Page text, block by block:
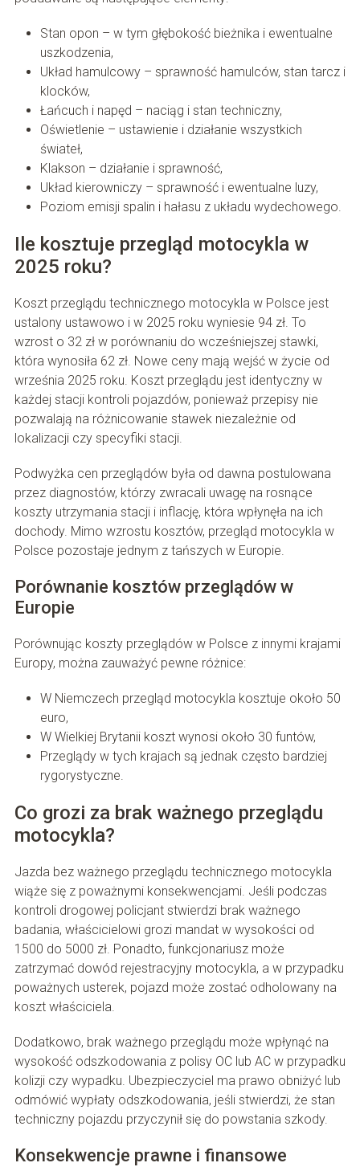
Stan opon – w tym głębokość bieżnika i ewentualne
uszkodzenia,
Układ hamulcowy – sprawność hamulców, stan tarcz i
klocków,
Łańcuch i napęd – naciąg i stan techniczny,
Oświetlenie – ustawienie i działanie wszystkich
świateł,
Klakson – działanie i sprawność,
Układ kierowniczy – sprawność i ewentualne luzy,
Poziom emisji spalin i hałasu z układu wydechowego.
Ile kosztuje przegląd motocykla w
2025 roku?
Koszt przeglądu technicznego motocykla w Polsce jest
ustalony ustawowo i w 2025 roku wyniesie 94 zł. To
wzrost o 32 zł w porównaniu do wcześniejszej stawki,
która wynosiła 62 zł. Nowe ceny mają wejść w życie od
września 2025 roku. Koszt przeglądu jest identyczny w
każdej stacji kontroli pojazdów, ponieważ przepisy nie
pozwalają na różnicowanie stawek niezależnie od
lokalizacji czy specyfiki stacji.
Podwyżka cen przeglądów była od dawna postulowana
przez diagnostów, którzy zwracali uwagę na rosnące
koszty utrzymania stacji i inflację, która wpłynęła na ich
dochody. Mimo wzrostu kosztów, przegląd motocykla w
Polsce pozostaje jednym z tańszych w Europie.
Porównanie kosztów przeglądów w
Europie
Porównując koszty przeglądów w Polsce z innymi krajami
Europy, można zauważyć pewne różnice:
W Niemczech przegląd motocykla kosztuje około 50
euro,
W Wielkiej Brytanii koszt wynosi około 30 funtów,
Przeglądy w tych krajach są jednak często bardziej
rygorystyczne.
Co grozi za brak ważnego przeglądu
motocykla?
Jazda bez ważnego przeglądu technicznego motocykla
wiąże się z poważnymi konsekwencjami. Jeśli podczas
kontroli drogowej policjant stwierdzi brak ważnego
badania, właścicielowi grozi mandat w wysokości od
1500 do 5000 zł. Ponadto, funkcjonariusz może
zatrzymać dowód rejestracyjny motocykla, a w przypadku
poważnych usterek, pojazd może zostać odholowany na
koszt właściciela.
Dodatkowo, brak ważnego przeglądu może wpłynąć na
wysokość odszkodowania z polisy OC lub AC w przypadku
kolizji czy wypadku. Ubezpieczyciel ma prawo obniżyć lub
odmówić wypłaty odszkodowania, jeśli stwierdzi, że stan
techniczny pojazdu przyczynił się do powstania szkody.
Konsekwencje prawne i finansowe